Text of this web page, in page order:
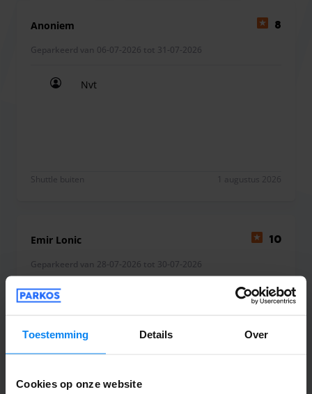
Toestemming Details Over
Cookies op onze website
Anoniem 8
Geparkeerd van 06-07-2026 tot 31-07-2026
Nvt
Shuttle buiten 1 augustus 2026
Emir Lonic 10
Geparkeerd van 28-07-2026 tot 30-07-2026